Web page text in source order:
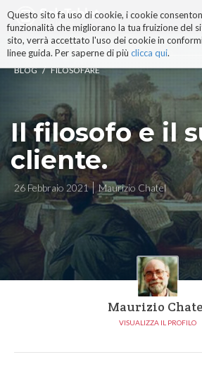
Questo sito fa uso di cookie, i cookie
funzionalità che migliorano la tua fruizione del
sito, verrà accettato l'uso dei cookie in
linee guida. Per saperne di più clicca qui.
ai
contenuti.
|
alla
navigazione
BLOG / FILOSOFARE
Il filosofo e il
cliente.
26 Febbraio 2021 Maurizio Chatel
Maurizio
VISUALIZZA IL PROFILO